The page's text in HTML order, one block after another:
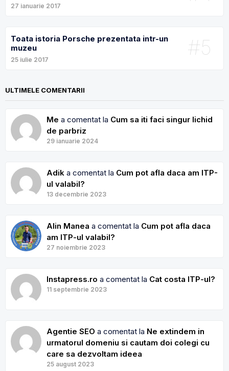
27 ianuarie 2017
#5
Toata istoria Porsche prezentata intr-un
muzeu
25 iulie 2017
ULTIMELE COMENTARII
Me a comentat la Cum sa iti faci singur lichid
de parbriz
29 ianuarie 2024
Adik a comentat la Cum pot afla daca am ITP-
ul valabil?
13 decembrie 2023
Alin Manea a comentat la Cum pot afla daca
am ITP-ul valabil?
27 noiembrie 2023
Instapress.ro a comentat la Cat costa ITP-ul?
11 septembrie 2023
Agentie SEO a comentat la Ne extindem in
urmatorul domeniu si cautam doi colegi cu
care sa dezvoltam ideea
25 august 2023